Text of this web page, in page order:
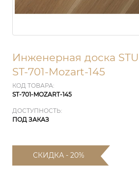
Инженерная доска
ST-701-Mozart-145
КОД ТОВАРА:
ST-701-MOZART-145
ДОСТУПНОСТЬ:
ПОД ЗАКАЗ
СКИДКА - 20%